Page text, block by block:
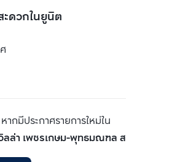
ดวกในยูนิต
กมีประกาศรายการใหม่ใน
ล่า เพชรเกษม-พุทธมณฑล สาย 1